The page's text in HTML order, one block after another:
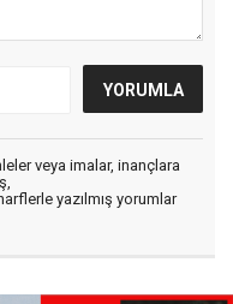
veya imalar, inançlara
yazılmış yorumlar